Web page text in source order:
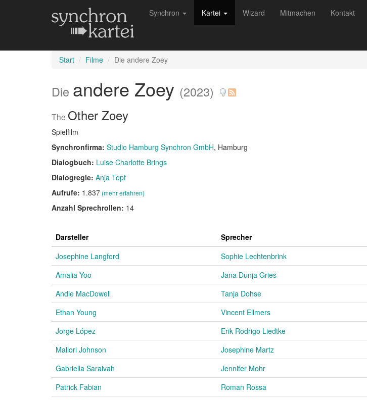
Synchron Kartei Wizard Mitmachen Kontakt
Start Filme Die andere Zoey
Die andere Zoey (2023)
The Other Zoey
Spielfilm
Synchronfirma: Studio Hamburg Synchron GmbH, Hamburg
Dialogbuch: Luise Charlotte Brings
Dialogregie: Anja Topf
Aufrufe: 1.837(mehr erfahren)
Anzahl Sprechrollen: 14
Darsteller Sprecher
Josephine Langford
Sophie Lechtenbrink
Amalia Yoo
Jana Dunja Gries
Andie MacDowell
Tanja Dohse
Ethan Young
Vincent Ellmers
Jorge López
Erik Rodrigo Liedtke
Mallori Johnson
Josephine Martz
Gabriella Saraivah
Jennifer Mohr
Patrick Fabian
Roman Rossa